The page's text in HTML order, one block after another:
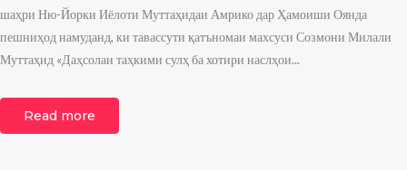
шаҳри Ню-Йорки Иёлоти Муттаҳидаи Амрико дар Ҳамоиши Оянда
пешниҳод намуданд, ки тавассути қатъномаи махсуси Созмони Милали
Муттаҳид «Даҳсолаи таҳкими сулҳ ба хотири наслҳои...
Read more